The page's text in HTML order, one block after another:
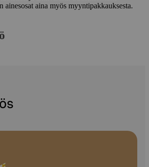
ainesosat aina myös myyntipakkauksesta.